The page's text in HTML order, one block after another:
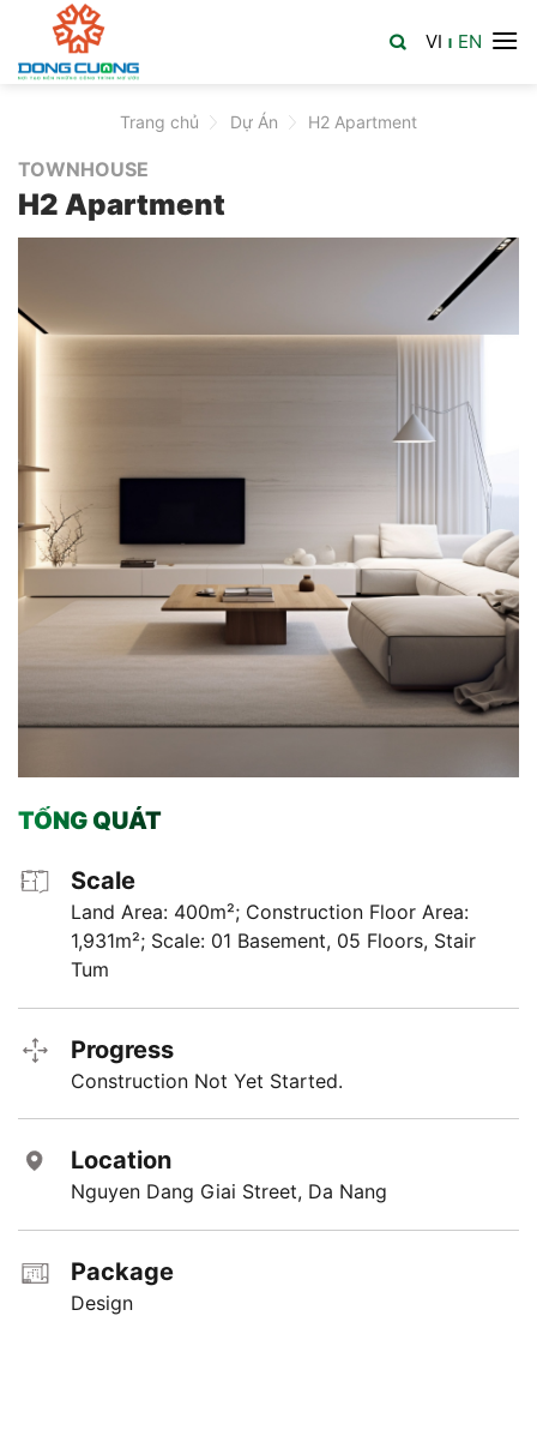
content
VI | EN
Trang chủ > Dự Án > H2 Apartment
TOWNHOUSE
H2 Apartment
TỔNG QUÁT
Scale
Land Area: 400m²; Construction Floor Area:
1,931m²; Scale: 01 Basement, 05 Floors, Stair
Tum
Progress
Construction Not Yet Started.
Location
Nguyen Dang Giai Street, Da Nang
Package
Design